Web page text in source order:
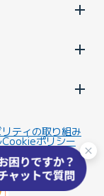
ティの取り組み
Cookieポリシー
本方針